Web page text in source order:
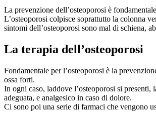
La prevenzione dell’osteoporosi è
L’osteoporosi colpisce soprattutto la colonna
sintomi dell’osteoporosi sono mal di schiena,
La terapia dell’osteoporosi
Fondamentale per l’osteoporosi è la
ossa forti.
In ogni caso, laddove l’osteoporosi si
adeguata, e analgesico in caso di dolore.
Ci sono poi una serie di farmaci che vengono